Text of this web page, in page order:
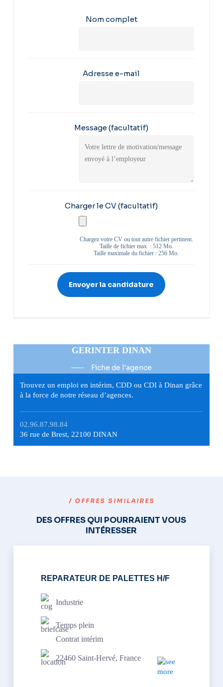
Nom complet
Adresse e-mail
Message(facultatif)
Charger le CV(facultatif)
Chargez votre CV ou tout autre fichier pertinent.
Taille de fichier max. : 512 Mo.
Taille maximale du fichier : 256 Mo.
GERINTER DINAN
Fiche de l'agence
Trouvez un emploi en intérim, CDD ou CDI à Dinan grâce
à la force de notre réseau d’agences.
02.96.87.98.84
36 rue de Brest, 22100 DINAN
/ OFFRES SIMILAIRES
DES OFFRES QUI POURRAIENT VOUS
INTÉRESSER
REPARATEUR DE PALETTES H/F
Industrie
Temps plein
Contrat intérim
22460 Saint-Hervé, France